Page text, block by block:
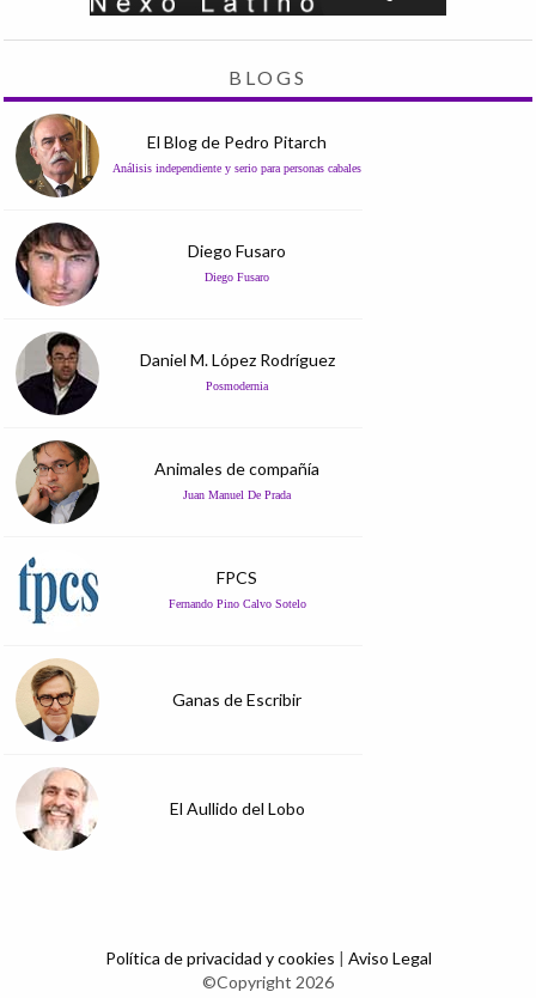
BLOGS
El Blog de Pedro Pitarch
Análisis independiente y serio para personas cabales
Diego Fusaro
Diego Fusaro
Daniel M. López Rodríguez
Posmodernia
Animales de compañía
Juan Manuel De Prada
FPCS
Fernando Pino Calvo Sotelo
Ganas de Escribir
El Aullido del Lobo
Política de privacidad y cookies | Aviso Legal
©Copyright 2026